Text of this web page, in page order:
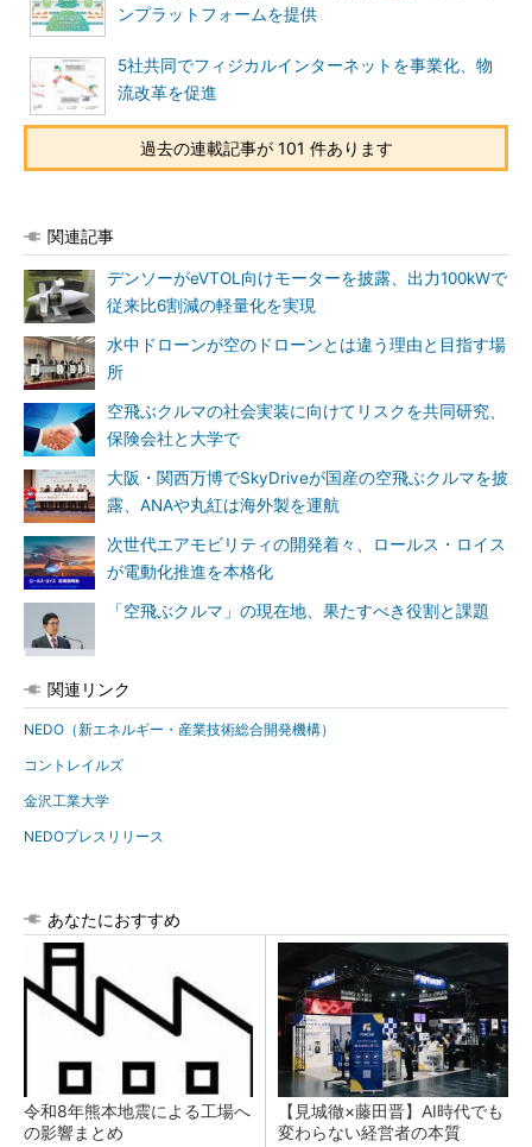
ンプラットフォームを提供
5社共同でフィジカルインターネットを事業化、物
流改革を促進
過去の連載記事が 101 件あります
関連記事
デンソーがeVTOL向けモーターを披露、出力100kWで
従来比6割減の軽量化を実現
水中ドローンが空のドローンとは違う理由と目指す場
所
空飛ぶクルマの社会実装に向けてリスクを共同研究、
保険会社と大学で
大阪・関西万博でSkyDriveが国産の空飛ぶクルマを披
露、ANAや丸紅は海外製を運航
次世代エアモビリティの開発着々、ロールス・ロイス
が電動化推進を本格化
「空飛ぶクルマ」の現在地、果たすべき役割と課題
関連リンク
NEDO（新エネルギー・産業技術総合開発機構）
コントレイルズ
金沢工業大学
NEDOプレスリリース
あなたにおすすめ
令和8年熊本地震による工場へ
の影響まとめ
【見城徹×藤田晋】AI時代でも
変わらない経営者の本質